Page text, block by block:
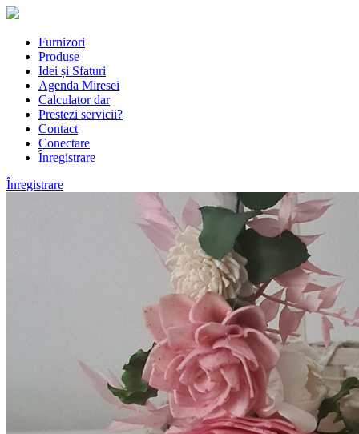
Furnizori
Produse
Idei și Sfaturi
Agenda Miresei
Calculator dar
Prestezi servicii?
Contact
Conectare
Înregistrare
Înregistrare